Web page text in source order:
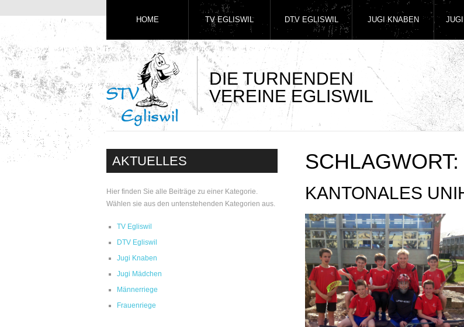
DIE TURNENDEN
VEREINE EGLISWIL
HOME TV EGLISWIL DTV EGLISWIL JUGI KNABEN
AKTUELLES
Hier finden Sie alle Beiträge zu einer Kategorie.
Wählen sie aus den untenstehenden Kategorien aus.
TV Egliswil
DTV Egliswil
Jugi Knaben
Jugi Mädchen
Männerriege
Frauenriege
SCHLAGWORT:
KANTONALES